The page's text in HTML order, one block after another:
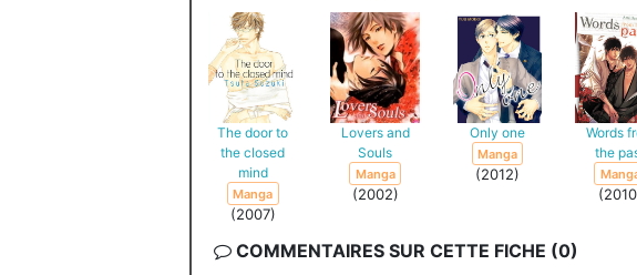
The door to
the closed
mind
Manga
(2007)
Lovers and
Souls
Manga
(2002)
Only one
Manga
(2012)
Words
the
COMMENTAIRES SUR CETTE FICHE (0)